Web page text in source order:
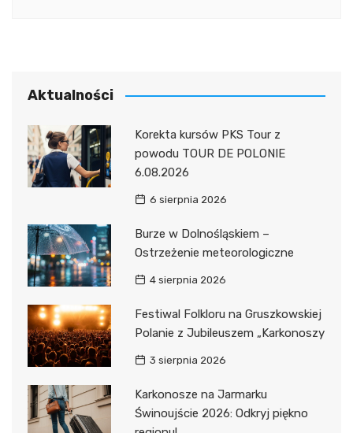
Aktualności
Korekta kursów PKS Tour z
powodu TOUR DE POLONIE
6.08.2026
6 sierpnia 2026
Burze w Dolnośląskiem –
Ostrzeżenie meteorologiczne
4 sierpnia 2026
Festiwal Folkloru na Gruszkowskiej
Polanie z Jubileuszem „Karkonoszy
3 sierpnia 2026
Karkonosze na Jarmarku
Świnoujście 2026: Odkryj piękno